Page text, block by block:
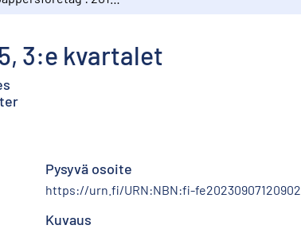
3:e kvartalet
Pysyvä osoite
https://urn.fi/URN:NBN:fi-fe20230907120902
Kuvaus